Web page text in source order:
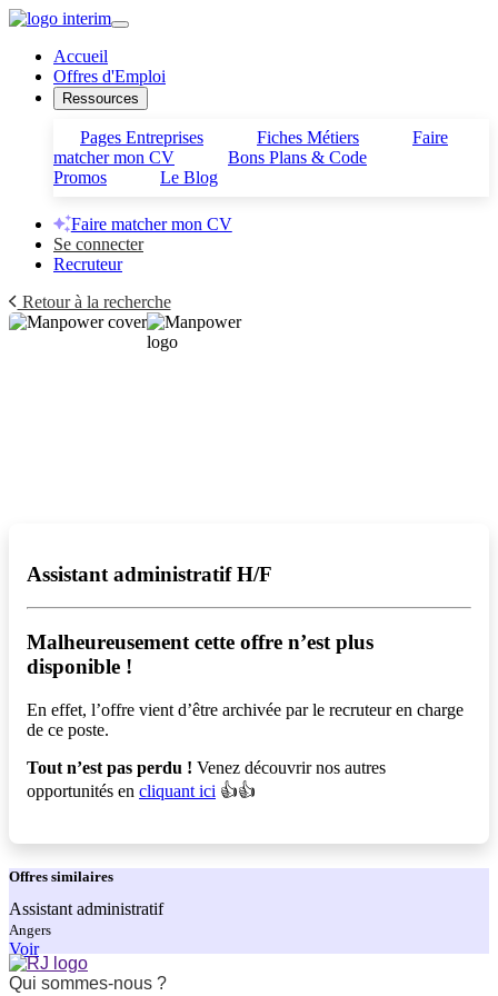
Accueil
Offres d'Emploi
Ressources
Pages Entreprises Fiches Métiers
Faire
matcher mon CV
Bons Plans & Code
Promos
Le Blog
Faire matcher mon CV
Se connecter
Recruteur
Retour à la recherche
Assistant administratif H/F
Malheureusement cette offre n’est plus
disponible !️
En effet, l’offre vient d’être archivée par le recruteur en charge
de ce poste.
Tout n’est pas perdu ! Venez découvrir nos autres
opportunités en cliquant ici 👍👍
Offres similaires
Assistant administratif
Angers
Voir
Qui sommes-nous ?